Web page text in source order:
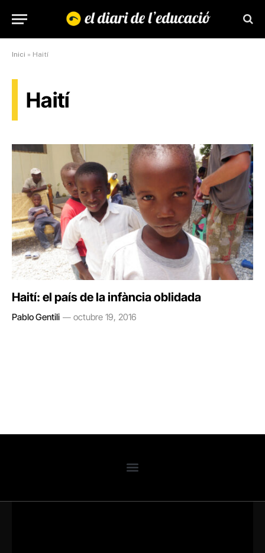
Inici » Haití
Haití
Haití: el país de la infància oblidada
Pablo Gentili octubre 19, 2016